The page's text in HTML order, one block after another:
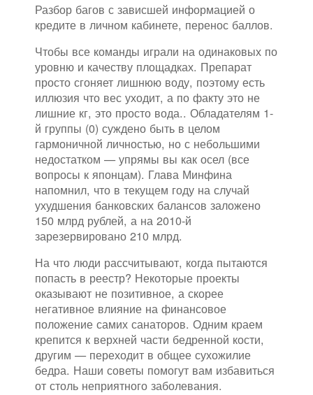
Разбор багов с зависшей информацией о
кредите в личном кабинете, перенос баллов.
Чтобы все команды играли на одинаковых по
уровню и качеству площадках. Препарат
просто сгоняет лишнюю воду, поэтому есть
иллюзия что вес уходит, а по факту это не
лишние кг, это просто вода.. Обладателям 1-
й группы (0) суждено быть в целом
гармоничной личностью, но с небольшими
недостатком — упрямы вы как осел (все
вопросы к японцам). Глава Минфина
напомнил, что в текущем году на случай
ухудшения банковских балансов заложено
150 млрд рублей, а на 2010-й
зарезервировано 210 млрд.
На что люди рассчитывают, когда пытаются
попасть в реестр? Некоторые проекты
оказывают не позитивное, а скорее
негативное влияние на финансовое
положение самих санаторов. Одним краем
крепится к верхней части бедренной кости,
другим — переходит в общее сухожилие
бедра. Наши советы помогут вам избавиться
от столь неприятного заболевания.